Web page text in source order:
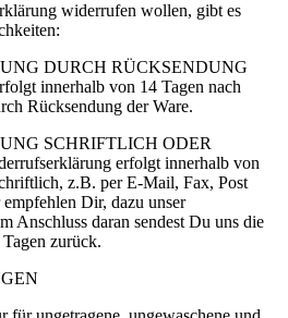
widerrufen wollen, gibt es
DURCH RÜCKSENDUNG
innerhalb von 14 Tagen nach
Rücksendung der Ware.
SCHRIFTLICH ODER
erfolgt innerhalb von
z.B. per E-Mail, Fax, Post
Dir, dazu unser
Anschluss daran sendest Du uns die
zurück.